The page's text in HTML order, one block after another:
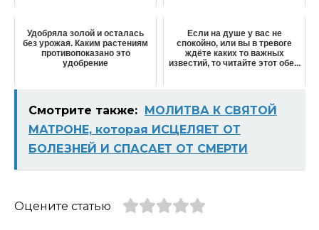
Удобряла золой и осталась
без урожая. Каким растениям
противопоказано это
удобрение
Если на душе у вас не
спокойно, или вы в тревоге
ждёте каких то важных
известий, то читайте этот обе...
Смотрите также: МОЛИТВА К СВЯТОЙ
МАТРОНЕ, которая ИСЦЕЛЯЕТ ОТ
БОЛЕЗНЕЙ И СПАСАЕТ ОТ СМЕРТИ
Оцените статью